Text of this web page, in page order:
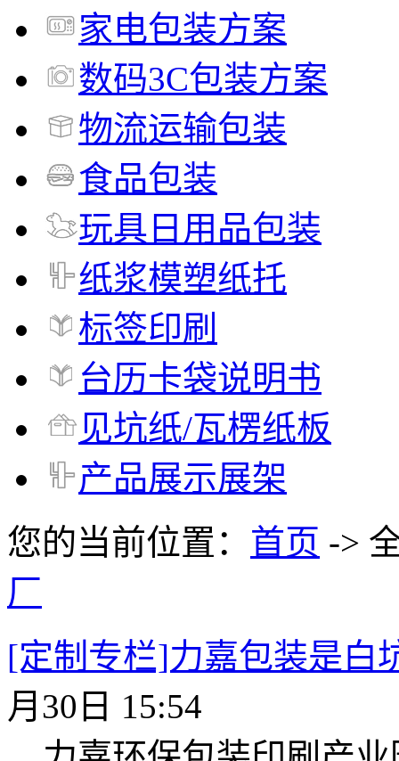
家电包装方案
数码3C包装方案
物流运输包装
食品包装
玩具日用品包装
纸浆模塑纸托
标签印刷
台历卡袋说明书
见坑纸/瓦楞纸板
产品展示展架
您的当前位置： 首页 ->
厂
[定制专栏]力嘉包装是白
月30日 15:54